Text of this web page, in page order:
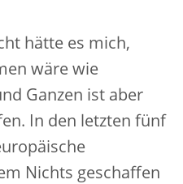
hätte es mich,
wäre wie
Ganzen ist aber
In den letzten fünf
Nichts geschaffen